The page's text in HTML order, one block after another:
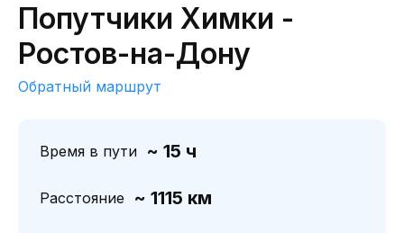
Попутчики Химки -
Ростов-на-Дону
Обратный маршрут
Время в пути ~ 15 ч
Расстояние ~ 1115 км